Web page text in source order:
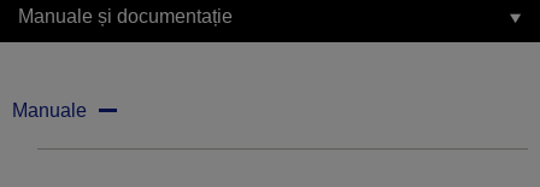
Manuale și documentație
Manuale